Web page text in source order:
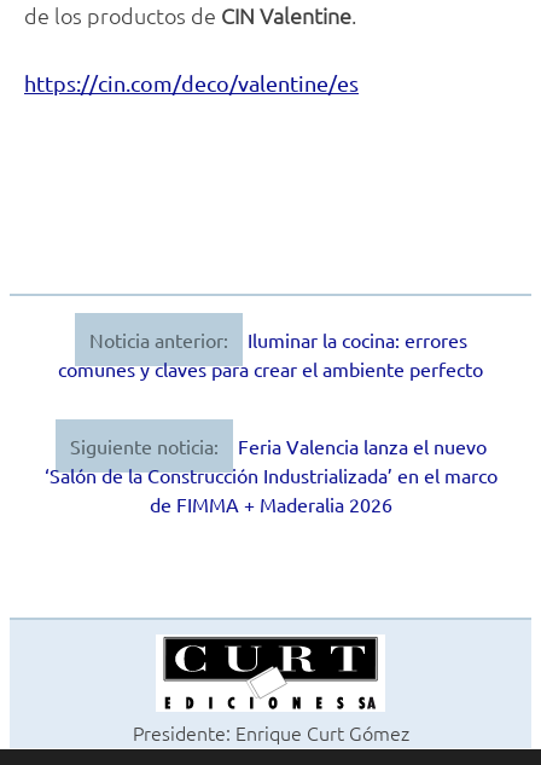
de los productos de CIN Valentine.
https://cin.com/deco/valentine/es
Navegación
entradas
Noticia anterior:
Iluminar la cocina: errores
comunes y claves para crear el ambiente perfecto
Siguiente noticia:
Feria Valencia lanza el nuevo
‘Salón de la Construcción Industrializada’ en el marco
de FIMMA + Maderalia 2026
Presidente: Enrique Curt Gómez